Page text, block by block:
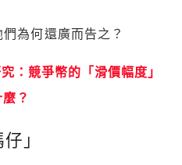
為何還廣而告之？
：競爭幣的「滑價幅度」
？
」